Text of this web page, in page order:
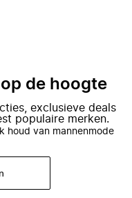
de hoogte
exclusieve deals
populaire merken.
Ik houd van mannenmode